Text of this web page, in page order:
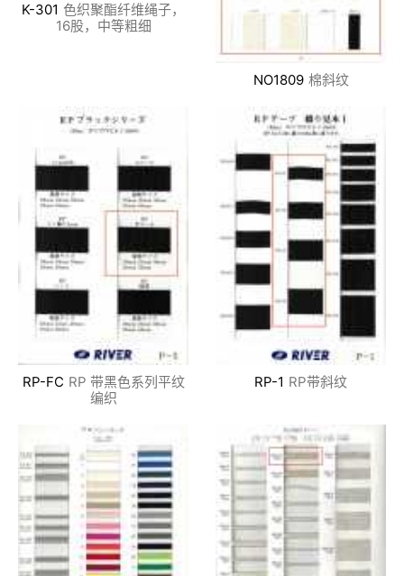
K-301 色织聚酯纤维绳子，
16股，中等粗细
NO1809 棉斜纹
RP-FC RP 带黑色系列平纹
编织
RP-1 RP带斜纹